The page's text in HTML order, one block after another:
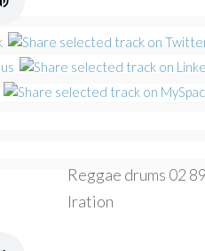
Reggae drums 02
Iration